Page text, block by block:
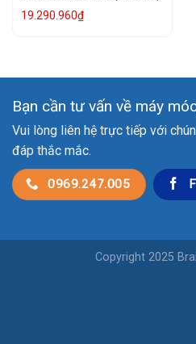
19.290.960₫
Bạn cần tư vấn về máy
Vui lòng liên hệ trực tiếp với
đáp thắc mắc.
0969.247.005
Copyright 2025